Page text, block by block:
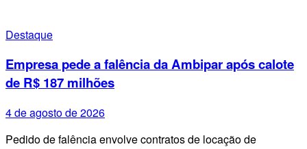
Destaque
Empresa pede a falência da Ambipar após calote
de R$ 187 milhões
4 de agosto de 2026
Pedido de falência envolve contratos de locação de